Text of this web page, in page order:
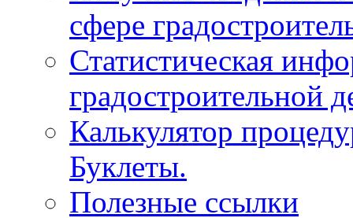
сфере
Статистическая
градостроительной
Калькулятор
Буклеты.
Полезные ссылки